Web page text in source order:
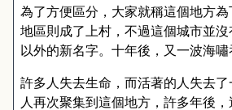
為了方便區分，大家就稱這個地方
地區則成了上村，不過這個城市並沒
以外的新名字。十年後，又一波海嘯
許多人失去生命，而活著的人失去
人再次聚集到這個地方，許多年後，